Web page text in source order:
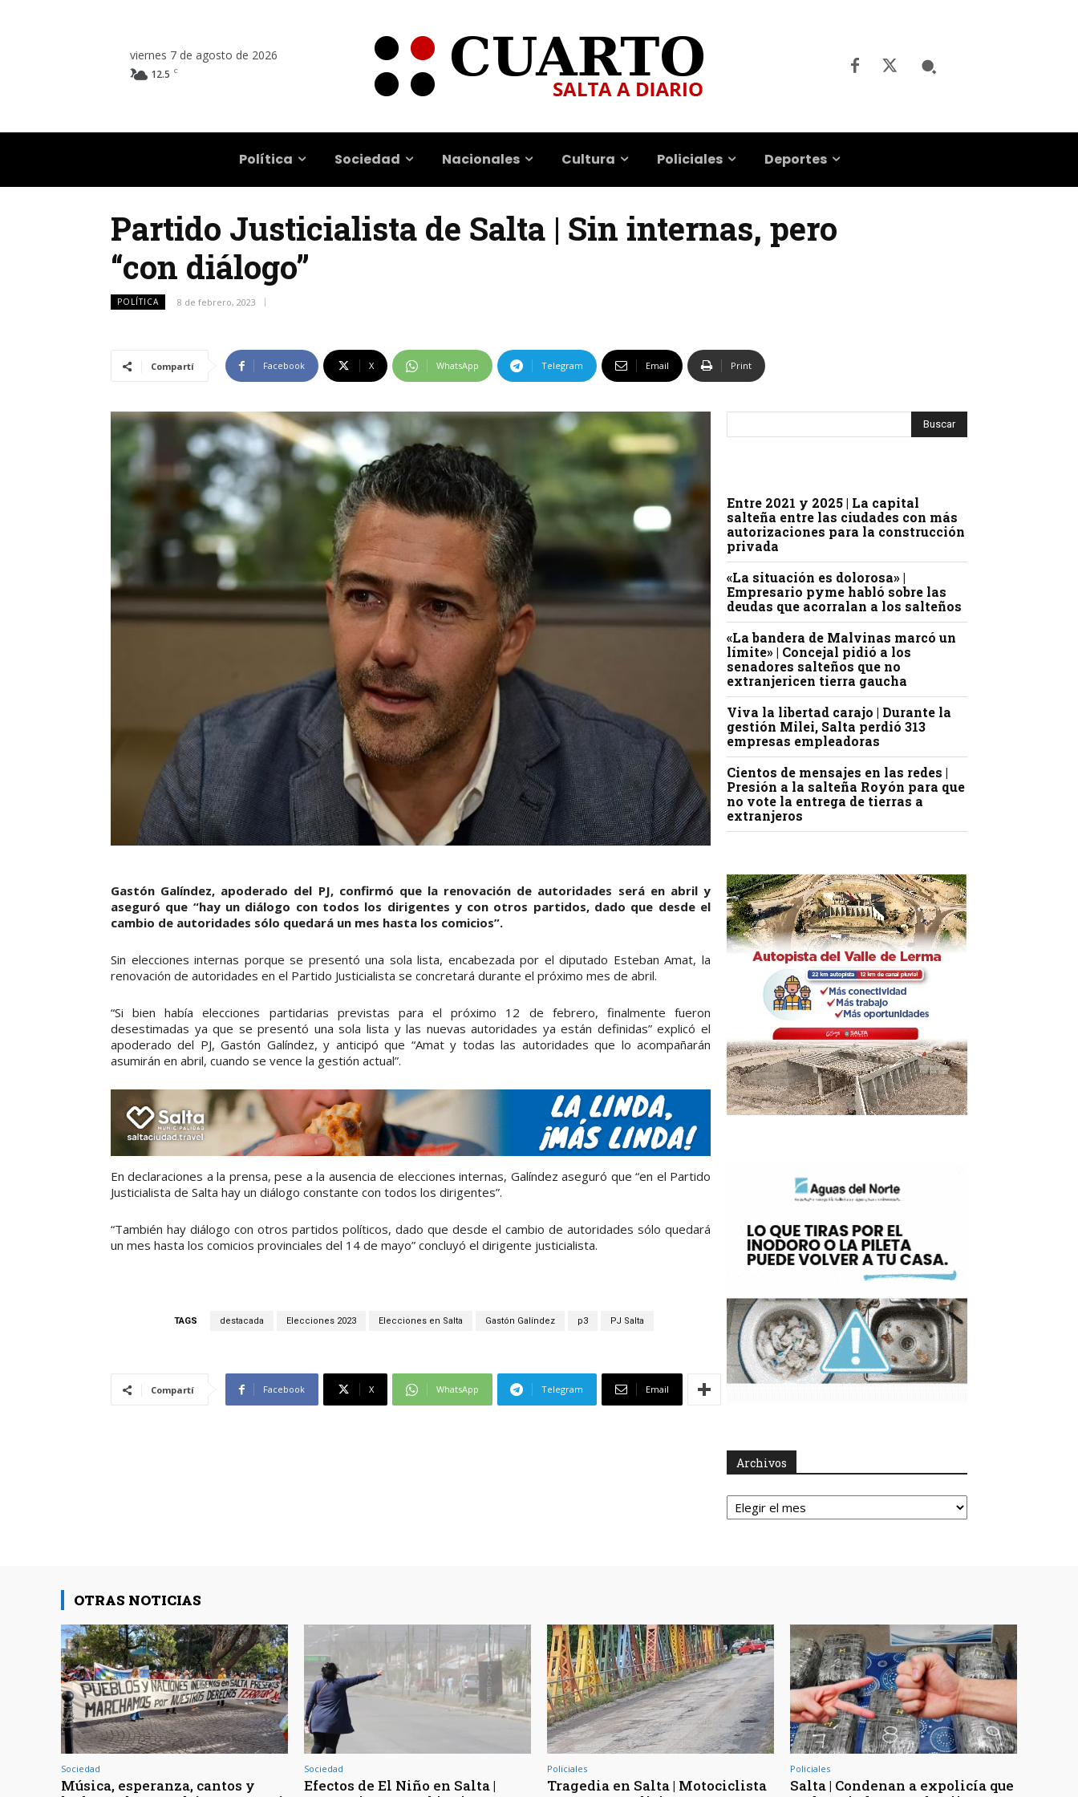
viernes 7 de agosto de 2026
12.5 C
Política Sociedad Nacionales Cultura Policiales Deportes
Partido Justicialista de Salta | Sin internas, pero
“con diálogo”
POLÍTICA 8 de febrero, 2023
Compartí Facebook X WhatsApp Telegram Email Print
Gastón Galíndez, apoderado del PJ, confirmó que la renovación de autoridades será en abril y
aseguró que “hay un diálogo con todos los dirigentes y con otros partidos, dado que desde el
cambio de autoridades sólo quedará un mes hasta los comicios”.
Sin elecciones internas porque se presentó una sola lista, encabezada por el diputado Esteban Amat, la
renovación de autoridades en el Partido Justicialista se concretará durante el próximo mes de abril.
“Si bien había elecciones partidarias previstas para el próximo 12 de febrero, finalmente fueron
desestimadas ya que se presentó una sola lista y las nuevas autoridades ya están definidas” explicó el
apoderado del PJ, Gastón Galíndez, y anticipó que “Amat y todas las autoridades que lo acompañarán
asumirán en abril, cuando se vence la gestión actual”.
En declaraciones a la prensa, pese a la ausencia de elecciones internas, Galíndez aseguró que “en el Partido
Justicialista de Salta hay un diálogo constante con todos los dirigentes”.
“También hay diálogo con otros partidos políticos, dado que desde el cambio de autoridades sólo quedará
un mes hasta los comicios provinciales del 14 de mayo” concluyó el dirigente justicialista.
TAGS destacada Elecciones 2023 Elecciones en Salta Gastón Galíndez p3 PJ Salta
Compartí Facebook X WhatsApp Telegram Email
Entre 2021 y 2025 | La capital
salteña entre las ciudades con más
autorizaciones para la construcción
privada
«La situación es dolorosa» |
Empresario pyme habló sobre las
deudas que acorralan a los salteños
«La bandera de Malvinas marcó un
límite» | Concejal pidió a los
senadores salteños que no
extranjericen tierra gaucha
Viva la libertad carajo | Durante la
gestión Milei, Salta perdió 313
empresas empleadoras
Cientos de mensajes en las redes |
Presión a la salteña Royón para que
no vote la entrega de tierras a
extranjeros
Archivos
Archivos
OTRAS NOTICIAS
Sociedad
Música, esperanza, cantos y
Sociedad
Efectos de El Niño en Salta |
Policiales
Tragedia en Salta | Motociclista
Policiales
Salta | Condenan a expolicía que